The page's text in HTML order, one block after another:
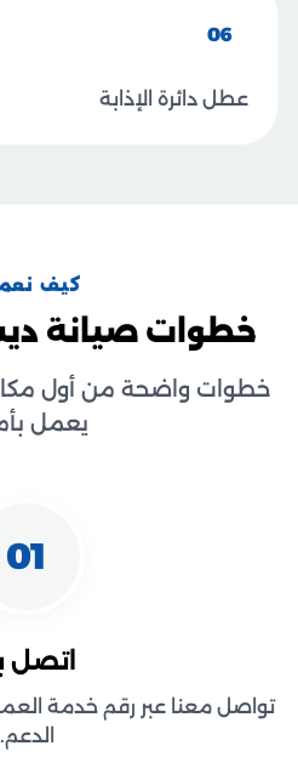
06
عطل دائرة الإذابة
كيف
خطوات صيانة ديب
خطوات واضحة من أول
يعمل
01
اتصل
تواصل معنا عبر رقم خدمة
الدعم.